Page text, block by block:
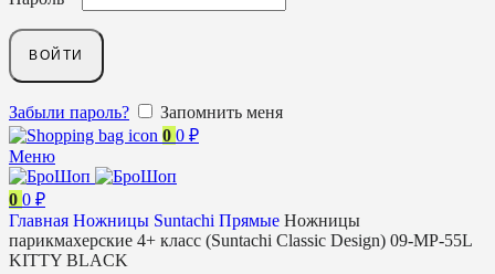
ВОЙТИ
Забыли пароль?
Запомнить меня
0 0 ₽
Меню
0 0 ₽
Главная Ножницы Suntachi Прямые Ножницы
парикмахерские 4+ класс (Suntachi Classic Design) 09-MP-55L
KITTY BLACK